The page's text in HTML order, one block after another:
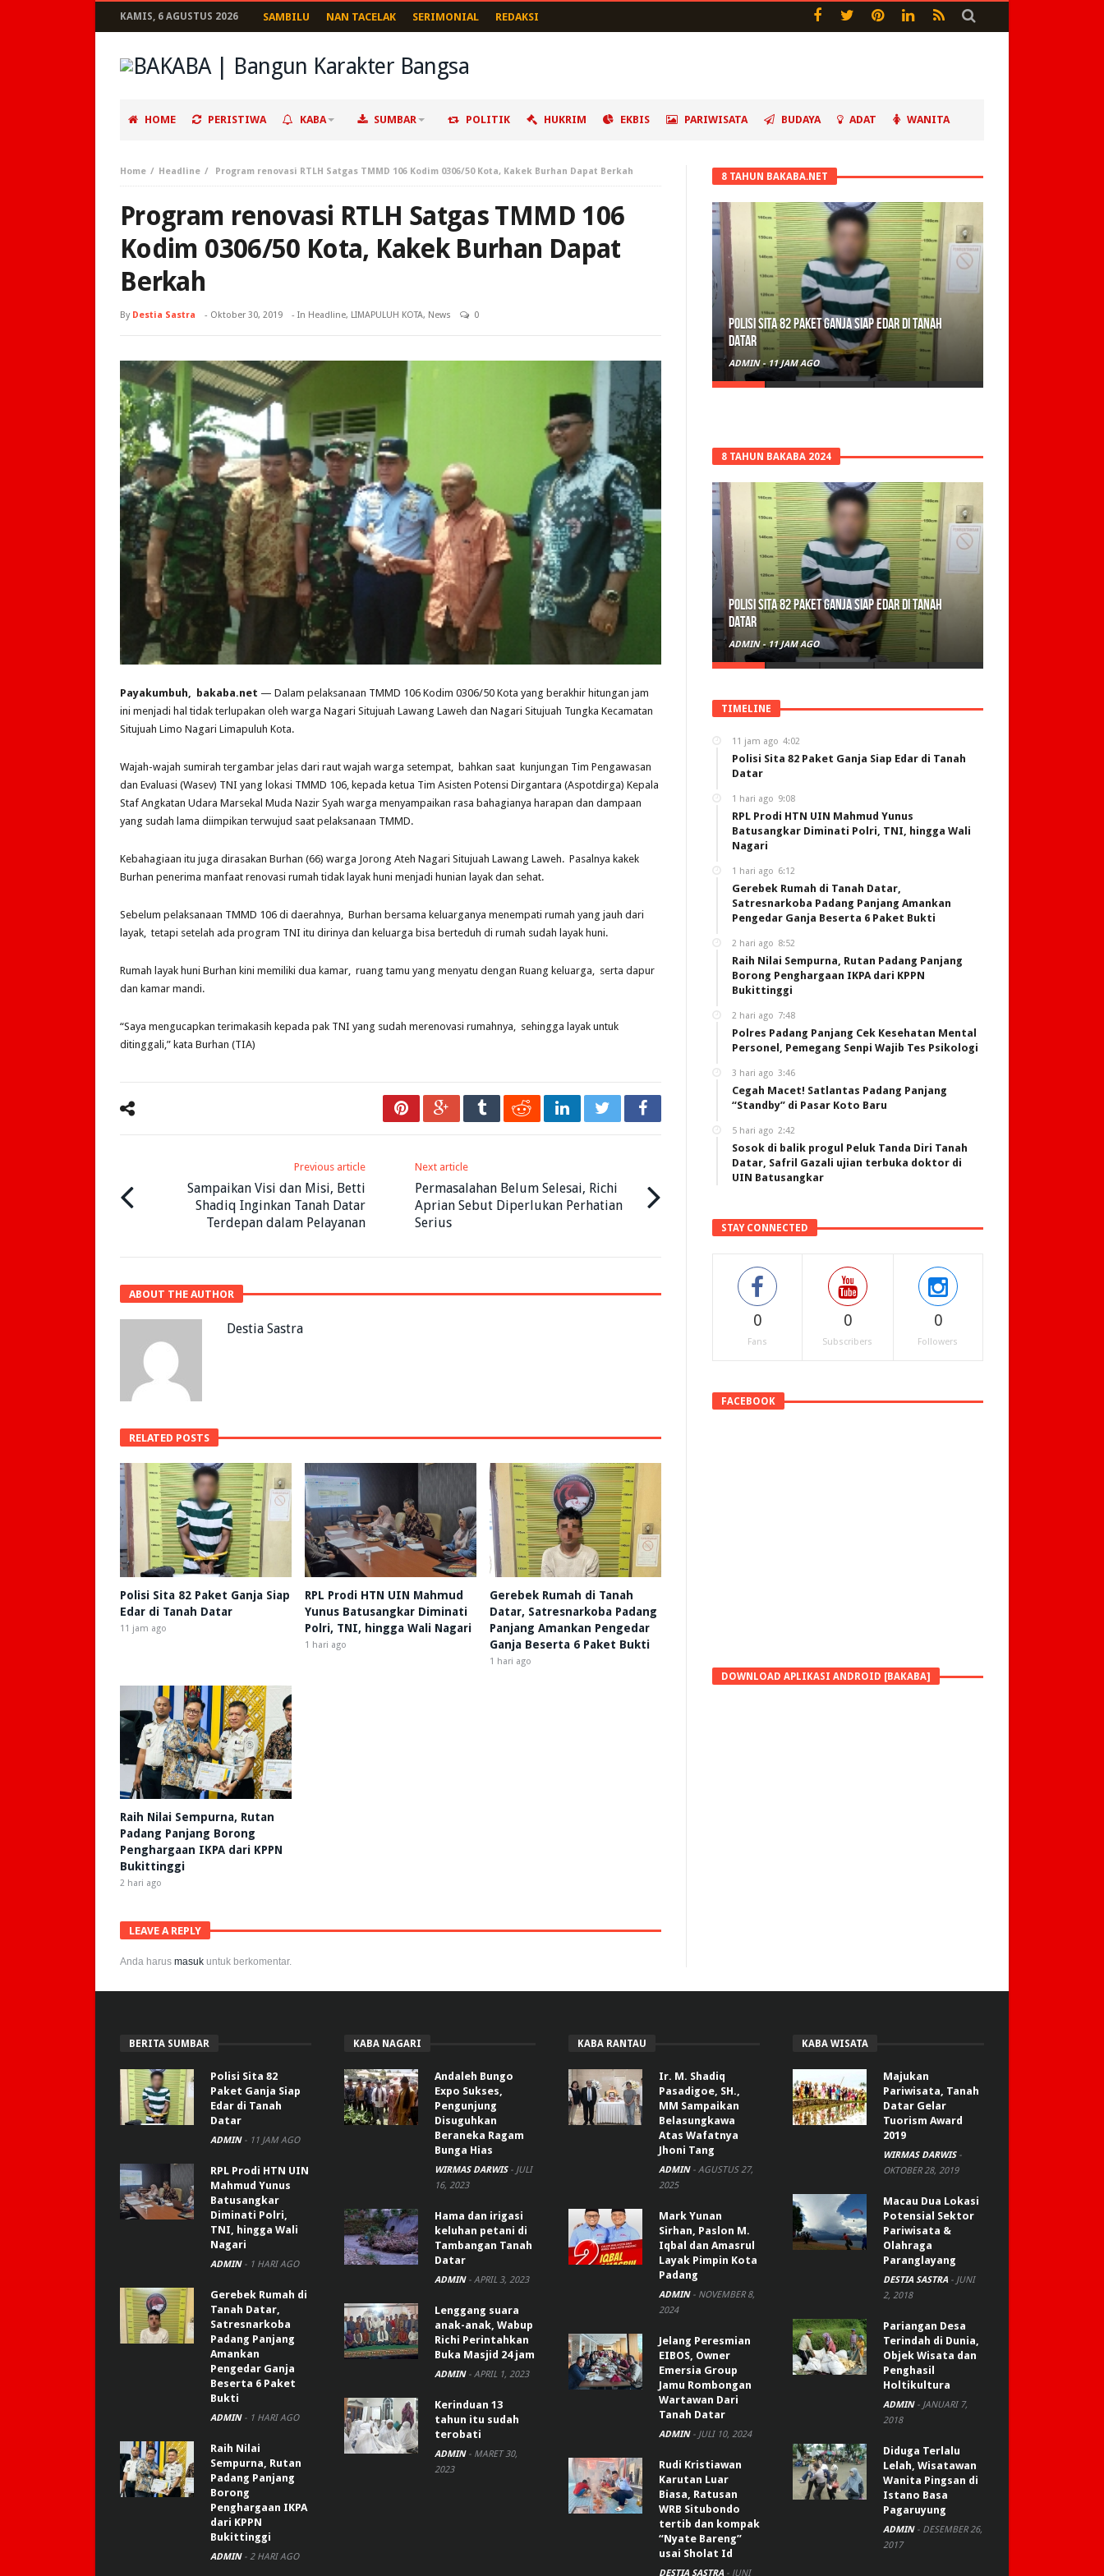
KAMIS, 6 AGUSTUS 2026 SAMBILU NAN TACELAK SERIMONIAL REDAKSI
HOME PERISTIWA KABA SUMBAR POLITIK HUKRIM EKBIS PARIWISATA BUDAYA ADAT WANITA
Home Headline Program renovasi RTLH Satgas TMMD 106 Kodim 0306/50 Kota, Kakek Burhan Dapat Berkah
Program renovasi RTLH Satgas TMMD 106
Kodim 0306/50 Kota, Kakek Burhan Dapat
Berkah
By Destia Sastra - Oktober 30, 2019 - In Headline, LIMAPULUH KOTA, News 0
Payakumbuh, bakaba.net — Dalam pelaksanaan TMMD 106 Kodim 0306/50 Kota yang berakhir hitungan jam
ini menjadi hal tidak terlupakan oleh warga Nagari Situjuah Lawang Laweh dan Nagari Situjuah Tungka Kecamatan
Situjuah Limo Nagari Limapuluh Kota.
Wajah-wajah sumirah tergambar jelas dari raut wajah warga setempat, bahkan saat kunjungan Tim Pengawasan
dan Evaluasi (Wasev) TNI yang lokasi TMMD 106, kepada ketua Tim Asisten Potensi Dirgantara (Aspotdirga) Kepala
Staf Angkatan Udara Marsekal Muda Nazir Syah warga menyampaikan rasa bahagianya harapan dan dampaan
yang sudah lama diimpikan terwujud saat pelaksanaan TMMD.
Kebahagiaan itu juga dirasakan Burhan (66) warga Jorong Ateh Nagari Situjuah Lawang Laweh. Pasalnya kakek
Burhan penerima manfaat renovasi rumah tidak layak huni menjadi hunian layak dan sehat.
Sebelum pelaksanaan TMMD 106 di daerahnya, Burhan bersama keluarganya menempati rumah yang jauh dari
layak, tetapi setelah ada program TNI itu dirinya dan keluarga bisa berteduh di rumah sudah layak huni.
Rumah layak huni Burhan kini memiliki dua kamar, ruang tamu yang menyatu dengan Ruang keluarga, serta dapur
dan kamar mandi.
“Saya mengucapkan terimakasih kepada pak TNI yang sudah merenovasi rumahnya, sehingga layak untuk
ditinggali,” kata Burhan (TIA)
Previous article
Sampaikan Visi dan Misi, Betti
Shadiq Inginkan Tanah Datar
Terdepan dalam Pelayanan
Next article
Permasalahan Belum Selesai, Richi
Aprian Sebut Diperlukan Perhatian
Serius
ABOUT THE AUTHOR
Destia Sastra
RELATED POSTS
Polisi Sita 82 Paket Ganja Siap
Edar di Tanah Datar
11 jam ago
RPL Prodi HTN UIN Mahmud
Yunus Batusangkar Diminati
Polri, TNI, hingga Wali Nagari
1 hari ago
Gerebek Rumah di Tanah
Datar, Satresnarkoba Padang
Panjang Amankan Pengedar
Ganja Beserta 6 Paket Bukti
1 hari ago
Raih Nilai Sempurna, Rutan
Padang Panjang Borong
Penghargaan IKPA dari KPPN
Bukittinggi
2 hari ago
LEAVE A REPLY
Anda harus masuk untuk berkomentar.
8 TAHUN BAKABA.NET
Polisi Sita 82 Paket Ganja Siap Edar di Tanah
Datar
ADMIN -11 JAM AGO
8 TAHUN BAKABA 2024
Polisi Sita 82 Paket Ganja Siap Edar di Tanah
Datar
ADMIN -11 JAM AGO
TIMELINE
11 jam ago 4:02
Polisi Sita 82 Paket Ganja Siap Edar di Tanah
Datar
1 hari ago 9:08
RPL Prodi HTN UIN Mahmud Yunus
Batusangkar Diminati Polri, TNI, hingga Wali
Nagari
1 hari ago 6:12
Gerebek Rumah di Tanah Datar,
Satresnarkoba Padang Panjang Amankan
Pengedar Ganja Beserta 6 Paket Bukti
2 hari ago 8:52
Raih Nilai Sempurna, Rutan Padang Panjang
Borong Penghargaan IKPA dari KPPN
Bukittinggi
2 hari ago 7:48
Polres Padang Panjang Cek Kesehatan Mental
Personel, Pemegang Senpi Wajib Tes Psikologi
3 hari ago 3:46
Cegah Macet! Satlantas Padang Panjang
“Standby” di Pasar Koto Baru
5 hari ago 2:42
Sosok di balik progul Peluk Tanda Diri Tanah
Datar, Safril Gazali ujian terbuka doktor di
UIN Batusangkar
STAY CONNECTED
0
Fans
0
Subscribers
0
Followers
FACEBOOK
DOWNLOAD APLIKASI ANDROID [BAKABA]
BERITA SUMBAR
Polisi Sita 82
Paket Ganja Siap
Edar di Tanah
Datar
ADMIN - 11 JAM AGO
RPL Prodi HTN UIN
Mahmud Yunus
Batusangkar
Diminati Polri,
TNI, hingga Wali
Nagari
ADMIN - 1 HARI AGO
Gerebek Rumah di
Tanah Datar,
Satresnarkoba
Padang Panjang
Amankan
Pengedar Ganja
Beserta 6 Paket
Bukti
ADMIN - 1 HARI AGO
Raih Nilai
Sempurna, Rutan
Padang Panjang
Borong
Penghargaan IKPA
dari KPPN
Bukittinggi
ADMIN - 2 HARI AGO
KABA NAGARI
Andaleh Bungo
Expo Sukses,
Pengunjung
Disuguhkan
Beraneka Ragam
Bunga Hias
WIRMAS DARWIS - JULI
16, 2023
Hama dan irigasi
keluhan petani di
Tambangan Tanah
Datar
ADMIN - APRIL 3, 2023
Lenggang suara
anak-anak, Wabup
Richi Perintahkan
Buka Masjid 24 jam
ADMIN - APRIL 1, 2023
Kerinduan 13
tahun itu sudah
terobati
ADMIN - MARET 30,
2023
KABA RANTAU
Ir. M. Shadiq
Pasadigoe, SH.,
MM Sampaikan
Belasungkawa
Atas Wafatnya
Jhoni Tang
ADMIN - AGUSTUS 27,
2025
Mark Yunan
Sirhan, Paslon M.
Iqbal dan Amasrul
Layak Pimpin Kota
Padang
ADMIN - NOVEMBER 8,
2024
Jelang Peresmian
EIBOS, Owner
Emersia Group
Jamu Rombongan
Wartawan Dari
Tanah Datar
ADMIN - JULI 10, 2024
Rudi Kristiawan
Karutan Luar
Biasa, Ratusan
WRB Situbondo
tertib dan kompak
“Nyate Bareng”
usai Sholat Id
DESTIA SASTRA - JUNI
KABA WISATA
Majukan
Pariwisata, Tanah
Datar Gelar
Tuorism Award
2019
WIRMAS DARWIS -
OKTOBER 28, 2019
Macau Dua Lokasi
Potensial Sektor
Pariwisata &
Olahraga
Paranglayang
DESTIA SASTRA - JUNI
2, 2018
Pariangan Desa
Terindah di Dunia,
Objek Wisata dan
Penghasil
Holtikultura
ADMIN - JANUARI 7,
2018
Diduga Terlalu
Lelah, Wisatawan
Wanita Pingsan di
Istano Basa
Pagaruyung
ADMIN - DESEMBER 26,
2017